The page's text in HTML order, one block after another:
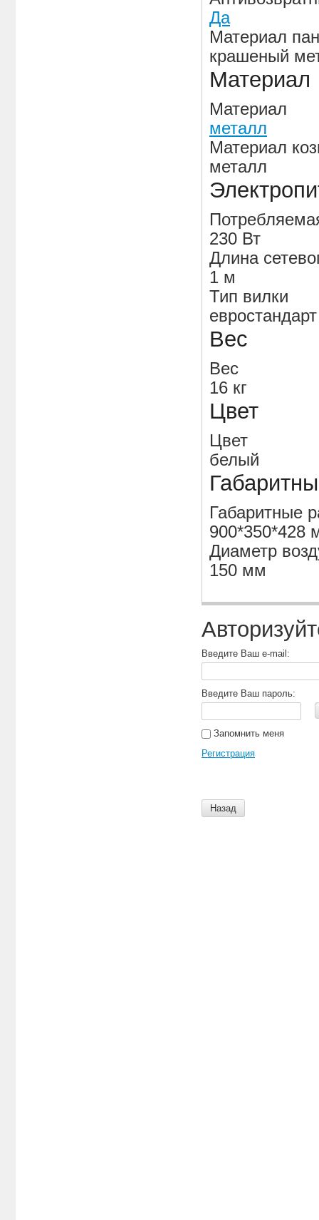
Да
Материал
крашеный
Материал
Материал
металл
Материал
металл
230 Вт
Длина
1 м
Тип вилки
Вес
Вес
16 кг
Цвет
Цвет
белый
Габаритные
900*350*428
Диаметр
150 мм
Введите Ваш e-mail:
Введите Ваш пароль:
Запомнить меня
Регистрация
Назад